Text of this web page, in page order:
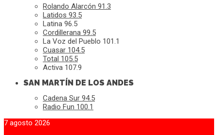
Rolando Alarcón 91.3
Latidos 93.5
Latina 96.5
Cordillerana 99.5
La Voz del Pueblo 101.1
Cuasar 104.5
Total 105.5
Activa 107.9
SAN MARTÍN DE LOS ANDES
Cadena Sur 94.5
Radio Fun 100.1
7 agosto 2026